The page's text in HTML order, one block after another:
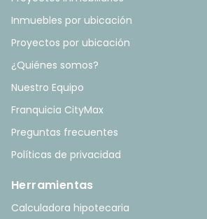
Inmuebles por ubicación
Proyectos por ubicación
¿Quiénes somos?
Nuestro Equipo
Franquicia CityMax
Preguntas frecuentes
Políticas de privacidad
Herramientas
Calculadora hipotecaria